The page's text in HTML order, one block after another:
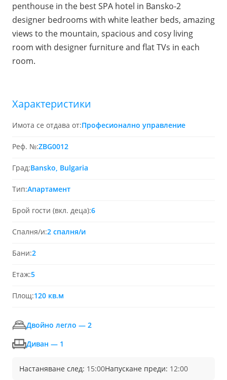
penthouse in the best SPA hotel in Bansko-2
designer bedrooms with white leather beds, amazing
views to the mountain, spacious and cosy living
room with designer furniture and flat TVs in each
room.
Характеристики
Имота се отдава от:Професионално управление
Реф. №:ZBG0012
Град:Bansko, Bulgaria
Тип:Апартамент
Брой гости (вкл. деца):6
Спалня/и:2 спалня/и
Бани:2
Етаж:5
Площ:120 кв.м
Двойно легло — 2
Диван — 1
Настаняване след: 15:00Напускане преди: 12:00